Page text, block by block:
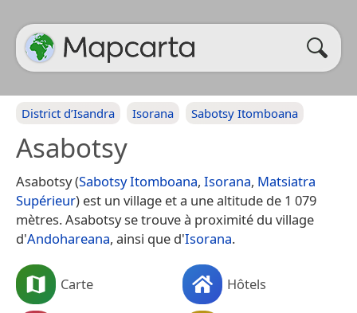
District d’Isandra Isorana Sabotsy Itomboana
Asabotsy
Asabotsy (Sabotsy Itomboana, Isorana, Matsiatra
Supérieur) est un village et a une altitude de 1 079
mètres. Asabotsy se trouve à proximité du village
d'Andohareana, ainsi que d'Isorana.
Carte Hôtels